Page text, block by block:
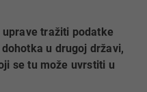
tražiti podatke
u drugoj državi,
se tu može uvrstiti u